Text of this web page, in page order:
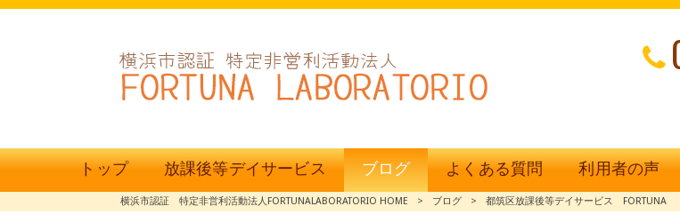
トップ 放課後等デイサービス ブログ よくある質問 利用者の声
横浜市認証 特定非営利活動法人FORTUNALABORATORIO HOME > ブログ > 都筑区放課後等デイサービス